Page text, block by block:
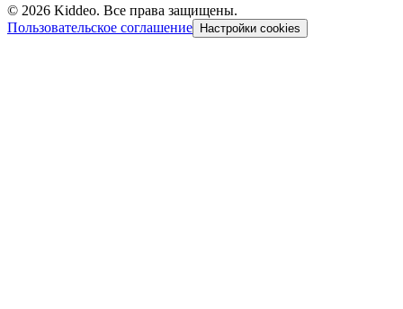
© 2026 Kiddeo. Все права защищены.
Пользовательское соглашение
Настройки cookies